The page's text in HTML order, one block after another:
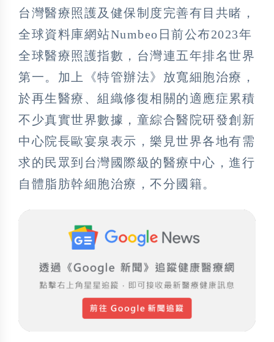
台灣醫療照護及健保制度完善有目共睹，
全球資料庫網站Numbeo日前公布2023年
全球醫療照護指數，台灣連五年排名世界
第一。加上《特管辦法》放寬細胞治療，
於再生醫療、組織修復相關的適應症累積
不少真實世界數據，童綜合醫院研發創新
中心院長歐宴泉表示，樂見世界各地有需
求的民眾到台灣國際級的醫療中心，進行
自體脂肪幹細胞治療，不分國籍。